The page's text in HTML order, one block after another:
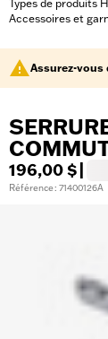
Types de produits
Accessoires et
Assurez-vous
196,00 $
Référence : 71400126A